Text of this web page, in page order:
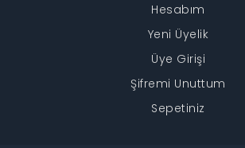
Hesabım
Yeni Üyelik
Üye Girişi
Şifremi Unuttum
Sepetiniz